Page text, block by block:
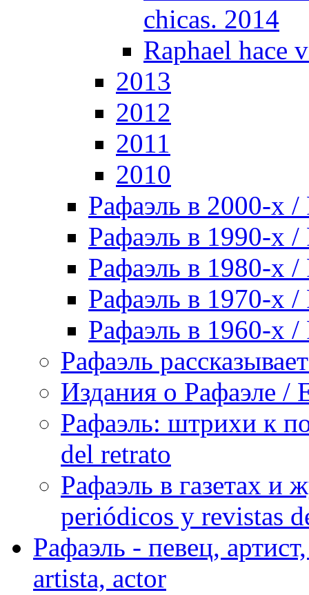
chicas. 2014
Raphael hace
2013
2012
2011
2010
Рафаэль в 2000-х /
Рафаэль в 1990-х /
Рафаэль в 1980-х /
Рафаэль в 1970-х /
Рафаэль в 1960-х /
Рафаэль
Издания о Рафаэле /
Рафаэль: штрихи к
del retrato
Рафаэль в газетах и
periódicos y revistas
Рафаэль - певец,
artista, actor